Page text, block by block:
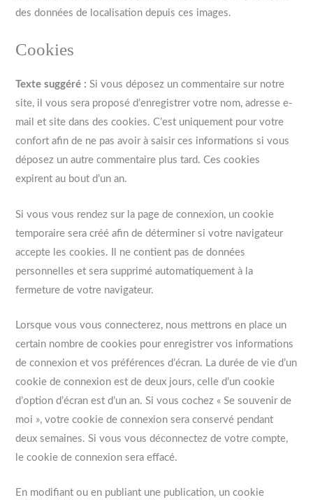
des données de localisation depuis ces images.
Cookies
Texte suggéré :Si vous déposez un commentaire sur notre
site, il vous sera proposé d’enregistrer votre nom, adresse e-
mail et site dans des cookies. C’est uniquement pour votre
confort afin de ne pas avoir à saisir ces informations si vous
déposez un autre commentaire plus tard. Ces cookies
expirent au bout d’un an.
Si vous vous rendez sur la page de connexion, un cookie
temporaire sera créé afin de déterminer si votre navigateur
accepte les cookies. Il ne contient pas de données
personnelles et sera supprimé automatiquement à la
fermeture de votre navigateur.
Lorsque vous vous connecterez, nous mettrons en place un
certain nombre de cookies pour enregistrer vos informations
de connexion et vos préférences d’écran. La durée de vie d’un
cookie de connexion est de deux jours, celle d’un cookie
d’option d’écran est d’un an. Si vous cochez « Se souvenir de
moi », votre cookie de connexion sera conservé pendant
deux semaines. Si vous vous déconnectez de votre compte,
le cookie de connexion sera effacé.
En modifiant ou en publiant une publication, un cookie